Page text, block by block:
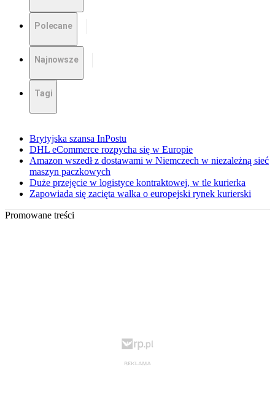
Polecane
Najnowsze
Tagi
Brytyjska szansa InPostu
DHL eCommerce rozpycha się w Europie
Amazon wszedł z dostawami w Niemczech w niezależną sieć
maszyn paczkowych
Duże przejęcie w logistyce kontraktowej, w tle kurierka
Zapowiada się zacięta walka o europejski rynek kurierski
Promowane treści